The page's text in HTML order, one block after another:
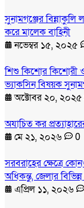
সুনামগঞ্জের
করে মালেক বাহিনী
নভেম্বর ১৫, ২০২৫
শিশু কিশোর কিশোরী
ভ্যাকসিন বিষয়ক
অক্টোবর ২০, ২০২৫
অযাচিত কর
মে ২১, ২০২৬
0
সরবরাহের ক্ষেত্রে
অধিকন্তু, জেলার
এপ্রিল ১১, ২০২৬